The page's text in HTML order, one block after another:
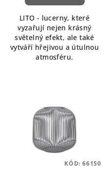
LITO - lucerny, které
vyzařují nejen krásný
světelný efekt, ale také
vytváří hřejivou a útulnou
atmosféru.
KÓD: 66150